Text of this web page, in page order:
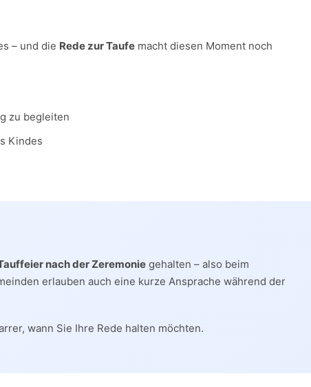
– und die Rede zur Taufe macht diesen Moment noch
zu begleiten
Kindes
nach der Zeremonie gehalten – also beim
erlauben auch eine kurze Ansprache während der
wann Sie Ihre Rede halten möchten.